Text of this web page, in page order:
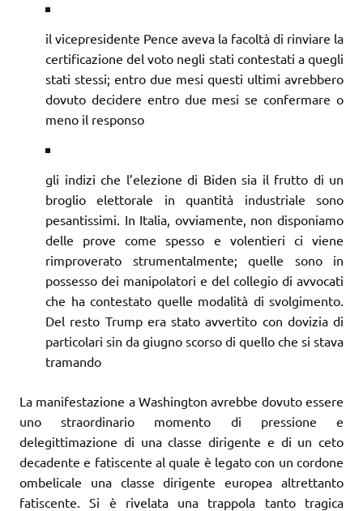
il vicepresidente Pence aveva la facoltà di rinviare la
certificazione del voto negli stati contestati a quegli
stati stessi; entro due mesi questi ultimi avrebbero
dovuto decidere entro due mesi se confermare o
meno il responso
gli indizi che l’elezione di Biden sia il frutto di un
broglio elettorale in quantità industriale sono
pesantissimi. In Italia, ovviamente, non disponiamo
delle prove come spesso e volentieri ci viene
rimproverato strumentalmente; quelle sono in
possesso dei manipolatori e del collegio di avvocati
che ha contestato quelle modalità di svolgimento.
Del resto Trump era stato avvertito con dovizia di
particolari sin da giugno scorso di quello che si stava
tramando
La manifestazione a Washington avrebbe dovuto essere
uno straordinario momento di pressione e
delegittimazione di una classe dirigente e di un ceto
decadente e fatiscente al quale è legato con un cordone
ombelicale una classe dirigente europea altrettanto
fatiscente. Si è rivelata una trappola tanto tragica